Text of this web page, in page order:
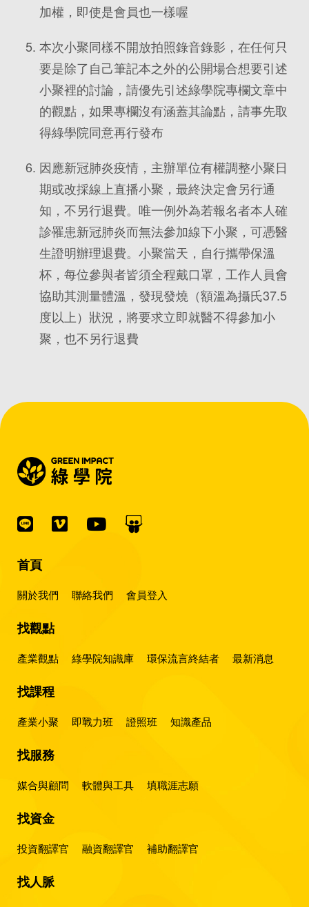
加權，即使是會員也一樣喔
本次小聚同樣不開放拍照錄音錄影，在任何只
要是除了自己筆記本之外的公開場合想要引述
小聚裡的討論，請優先引述綠學院專欄文章中
的觀點，如果專欄沒有涵蓋其論點，請事先取
得綠學院同意再行發布
因應新冠肺炎疫情，主辦單位有權調整小聚日
期或改採線上直播小聚，最終決定會另行通
知，不另行退費。唯一例外為若報名者本人確
診罹患新冠肺炎而無法參加線下小聚，可憑醫
生證明辦理退費。小聚當天，自行攜帶保溫
杯，每位參與者皆須全程戴口罩，工作人員會
協助其測量體溫，發現發燒（額溫為攝氏37.5
度以上）狀況，將要求立即就醫不得參加小
聚，也不另行退費
首頁
關於我們 聯絡我們 會員登入
找觀點
產業觀點 綠學院知識庫 環保流言終結者 最新消息
找課程
產業小聚 即戰力班 證照班 知識產品
找服務
媒合與顧問 軟體與工具 填職涯志願
找資金
投資翻譯官 融資翻譯官 補助翻譯官
找人脈